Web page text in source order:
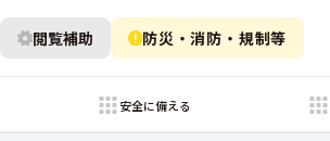
閲覧補助 防災・消防・規制等
安全に備える